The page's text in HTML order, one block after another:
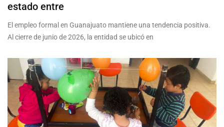
estado entre
El empleo formal en Guanajuato mantiene una tendencia positiva.
Al cierre de junio de 2026, la entidad se ubicó en